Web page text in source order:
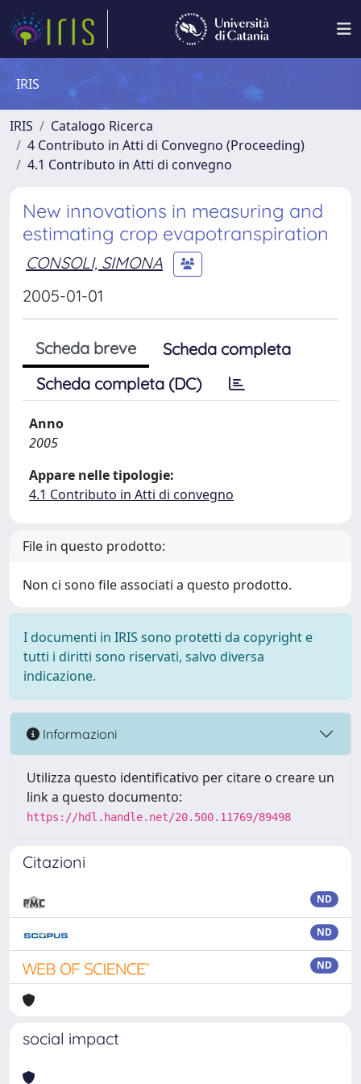
IRIS
IRIS
Catalogo Ricerca
4 Contributo in Atti di Convegno (Proceeding)
4.1 Contributo in Atti di convegno
New innovations in measuring and
estimating crop evapotranspiration
CONSOLI, SIMONA
2005-01-01
Scheda breve
Scheda completa
Scheda completa (DC)
Anno
2005
Appare nelle tipologie:
4.1 Contributo in Atti di convegno
File in questo prodotto:
Non ci sono file associati a questo prodotto.
I documenti in IRIS sono protetti da copyright e
tutti i diritti sono riservati, salvo diversa
indicazione.
Informazioni
Utilizza questo identificativo per citare o creare un
link a questo documento:
https://hdl.handle.net/20.500.11769/89498
Citazioni
ND
ND
ND
social impact